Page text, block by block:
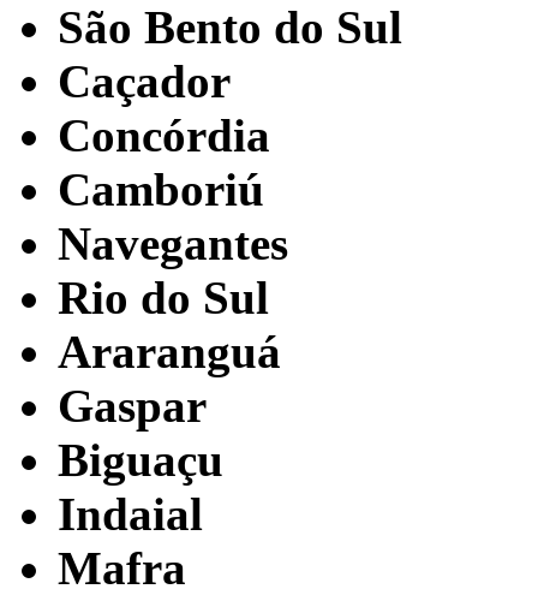
São Bento do Sul
Caçador
Concórdia
Camboriú
Navegantes
Rio do Sul
Araranguá
Gaspar
Biguaçu
Indaial
Mafra